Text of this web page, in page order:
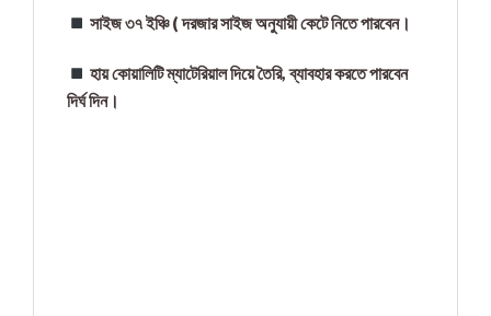
সাইজ ৩৭ ইঞ্চি ( দরজার সাইজ অনুযায়ী কেটে নিতে পারবেন।
হায় কোয়ালিটি ম্যাটেরিয়াল দিয়ে তৈরি, ব্যাবহার করতে পারবেন
দির্ঘ দিন।